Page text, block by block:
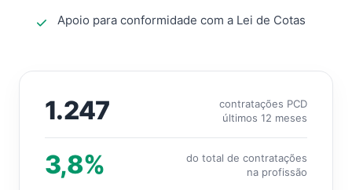
Apoio para conformidade com a Lei de Cotas
1.247
contratações PCD
últimos 12 meses
3,8%
do total de contratações
na profissão